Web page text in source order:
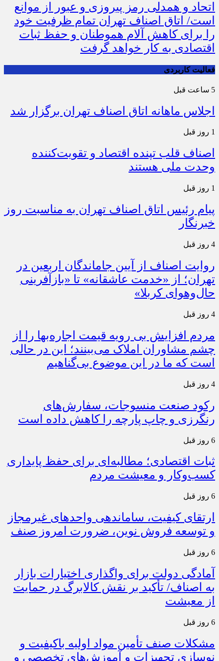
اتحاد و همدلی رمز پیروزی و عبور از موانع
است/ اتاق اصناف تهران تمام ظرفیت خود
را برای کاهش آلام هموطنان و حفظ ثبات
اقتصادی به کار خواهد گرفت
فعالیت کاربردی
5 ساعت قبل
اجلاس ماهانه اتاق اصناف تهران برگزار شد
1 روز قبل
اصناف قلب تپنده اقتصاد و تقویت‌کننده
وحدت ملی هستند
1 روز قبل
پیام رئیس اتاق اصناف تهران به مناسبت روز
خبرنگار
4 روز قبل
روایت اصناف از آیین جاماندگان اربعین در
تهران؛ از «خدمت عاشقانه» تا «بازآفرینی
حال‌وهوای کربلا»
4 روز قبل
مردم افزایش بی رویه قیمت اجاره‌بها را از
چشم مشاوران املاک می‌بینند؛ این در حالی
است که ما در این موضوع بی‌گناهیم
4 روز قبل
رکود صنعت منسوجات، سفارش‌های
رنگرزی و چاپ پارچه را کاهش داده است
6 روز قبل
ثبات اقتصادی؛ مطالبه‌ای برای حفظ پایداری
کسب‌وکار و معیشت مردم
6 روز قبل
ارتقای کیفیت، ساماندهی واحدهای غیرمجاز
و توسعه فروش نوین، ضرورت امروز صنف
6 روز قبل
آمادگی دولت برای واگذاری اختیارات بازار
به اصناف/ تأکید بر نقش کالابرگ در حمایت
از معیشت
6 روز قبل
مشکلات صنف تأمین مواد اولیه باکیفیت و
نوسازی تجهیزات و آموزش‌های تخصصی و